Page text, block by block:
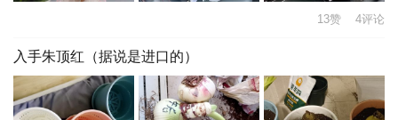
13赞 4评论
入手朱顶红（据说是进口的）